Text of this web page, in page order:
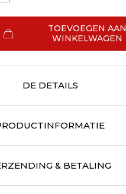
TOEVOEGEN AAN
WINKELWAGEN
DE DETAILS
& BETALING